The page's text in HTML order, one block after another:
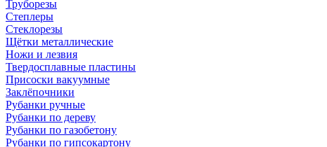
Труборезы
Степлеры
Стеклорезы
Щётки металлические
Ножи и лезвия
Твердосплавные пластины
Присоски вакуумные
Заклёпочники
Рубанки ручные
Рубанки по дереву
Рубанки по газобетону
Рубанки по гипсокартону